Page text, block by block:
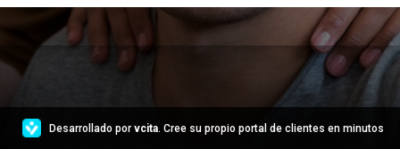
Desarrollado por vcita. Cree su propio portal de clientes en minutos